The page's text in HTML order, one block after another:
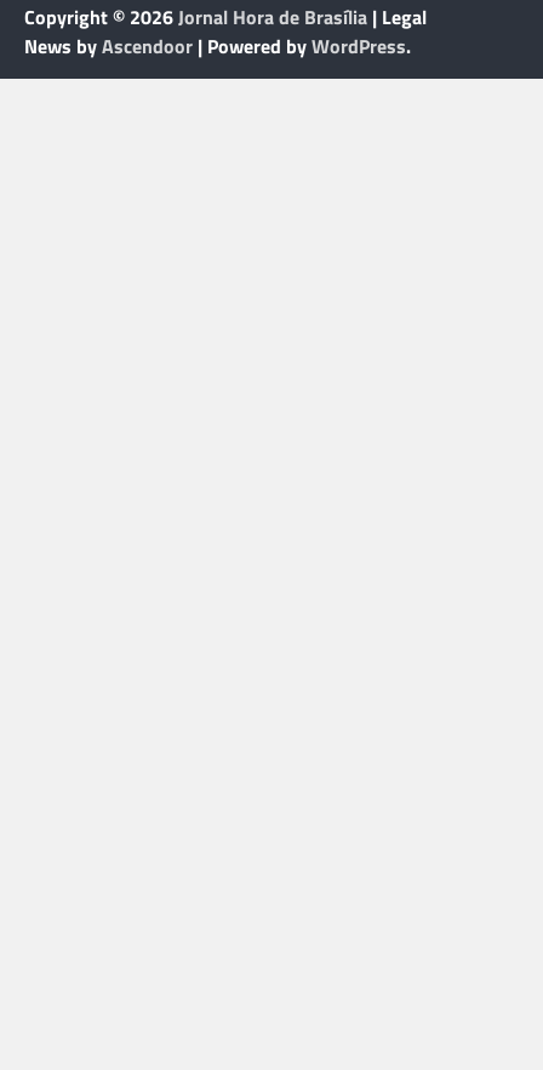
Copyright © 2026Jornal Hora de Brasília | Legal
News byAscendoor | Powered byWordPress.